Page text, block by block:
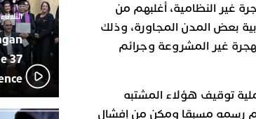
من 300 مرشح للهجرة غير النظامية، أغلبهم من
بعض المدن المجاورة، وذلك
غير المشروعة وجرائم
توقيف هؤلاء المشتبه
رسمه مسبقا ومكن من إفشال
13:30 دنيا
بأداء
19:11 يقظة
مثيرة
بالجديدة
17:27اتحاد
دورة
الثلاثاء 10 مارس 2026 -
37